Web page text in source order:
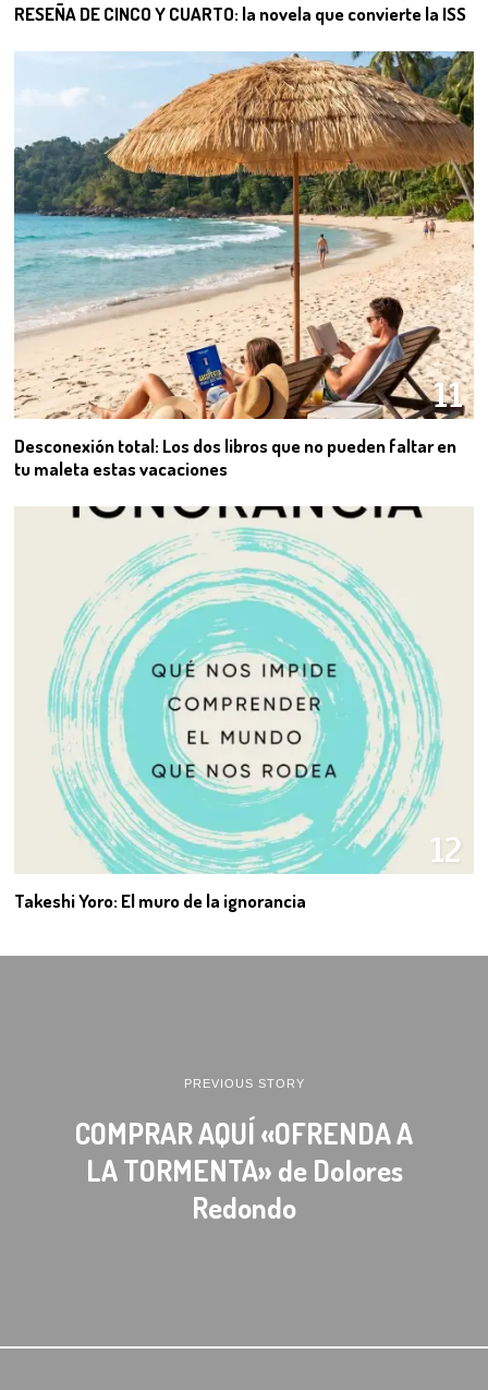
RESEÑA DE CINCO Y CUARTO: la novela que convierte la ISS
11
Desconexión total: Los dos libros que no pueden faltar en
tu maleta estas vacaciones
12
Takeshi Yoro: El muro de la ignorancia
PREVIOUS STORY
COMPRAR AQUÍ «OFRENDA A
LA TORMENTA» de Dolores
Redondo